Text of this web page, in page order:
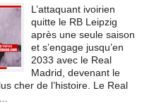
L’attaquant ivoirien
quitte le RB Leipzig
après une seule saison
et s’engage jusqu’en
2033 avec le Real
Madrid, devenant le
cher de l’histoire. Le Real